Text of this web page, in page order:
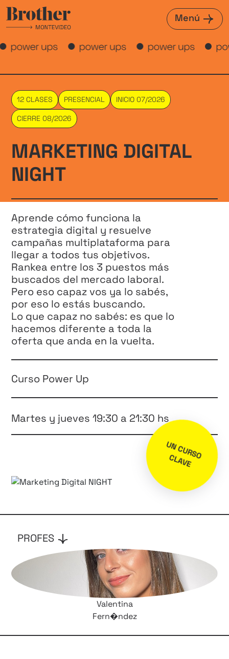
Menú
12 CLASES PRESENCIAL INICIO 07/2026
CIERRE 08/2026
MARKETING DIGITAL
NIGHT
Aprende cómo funciona la
estrategia digital y resuelve
campañas multiplataforma para
llegar a todos tus objetivos.
Rankea entre los 3 puestos más
buscados del mercado laboral.
Pero eso capaz vos ya lo sabés,
por eso lo estás buscando.
Lo que capaz no sabés: es que lo
hacemos diferente a toda la
oferta que anda en la vuelta.
Curso Power Up
Martes y jueves 19:30 a 21:30 hs
U
N
C
U
R
S
O
C
L
A
V
E
PROFES
Valentina
Fern�ndez